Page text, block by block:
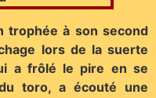
trophée à son second
lors de la suerte
a frôlé le pire en se
toro, a écouté une